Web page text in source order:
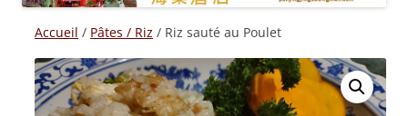
Accueil / Pâtes / Riz / Riz sauté au Poulet